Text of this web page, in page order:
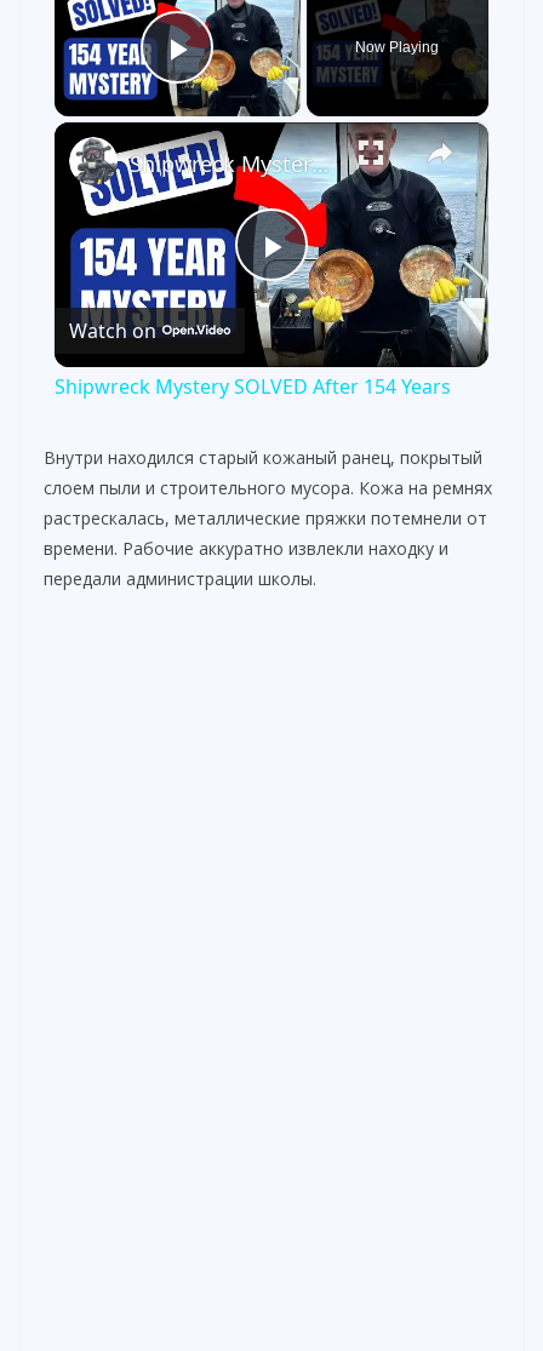
Play Video
Now Playing
×
P
l
y
V
Shipwreck Mystery SOLVED After 154 Years
Watch on
Shipwreck Mystery SOLVED After 154 Years
Внутри находился старый кожаный ранец, покрытый
слоем пыли и строительного мусора. Кожа на ремнях
растрескалась, металлические пряжки потемнели от
времени. Рабочие аккуратно извлекли находку и
передали администрации школы.